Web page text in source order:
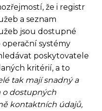
že i registr
a seznam
jsou dostupné
operační systémy
poskytovatele
kritérií, a to
tak mají snadný a
o dostupných
kontaktních údajů,